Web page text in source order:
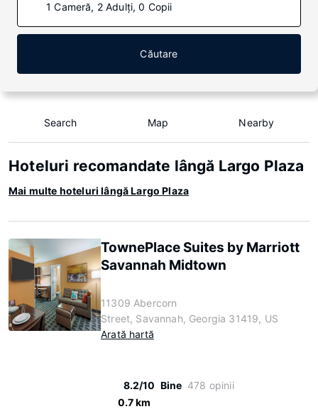
1 Cameră, 2 Adulți, 0 Copii
Căutare
Search Map Nearby
Hoteluri recomandate lângă Largo Plaza
Mai multe hoteluri lângă Largo Plaza
TownePlace Suites by Marriott
Savannah Midtown
11309 Abercorn
Street, Savannah, Georgia 31419, US
Arată hartă
8.2/10 Bine 478 opinii
0.7 km